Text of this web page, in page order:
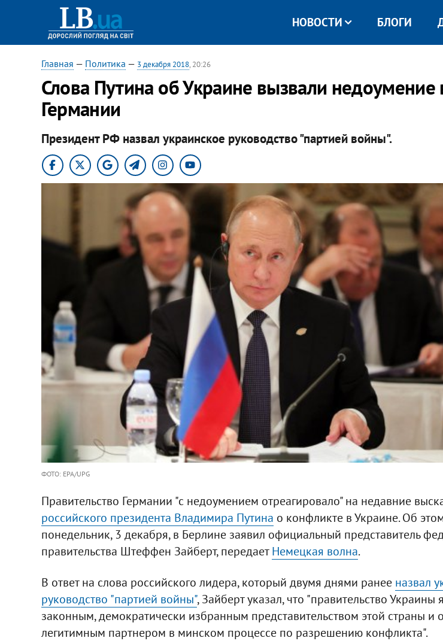
НОВОСТИ БЛОГИ
Главная — Политика — 3 декабря 2018, 20:26
Слова Путина об Украине вызвали недоумение
Германии
Президент РФ назвал украинское руководство "партией войны".
ФОТО: EPA/UPG
Правительство Германии "с недоумением отреагировало" на недавние
российского президента Владимира Путина о конфликте в Украине. Об
понедельник, 3 декабря, в Берлине заявил официальный представитель
правительства Штеффен Зайберт, передаетНемецкая волна.
В ответ на слова российского лидера, который двумя днями ранее назвал
руководство "партией войны", Зайберт указал, что "правительство Украины
законным, демократически избранным представительством этой страны и
легитимным партнером в минском процессе по разрешению конфликта".